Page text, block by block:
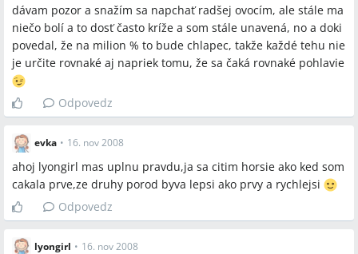
dávam pozor a snažím sa napchať radšej ovocím, ale stále ma
niečo bolí a to dosť často kríže a som stále unavená, no a doki
povedal, že na milion % to bude chlapec, takže každé tehu nie
je určite rovnaké aj napriek tomu, že sa čaká rovnaké pohlavie
Odpovedz
evka • 16. nov 2008
ahoj lyongirl mas uplnu pravdu,ja sa citim horsie ako ked som
cakala prve,ze druhy porod byva lepsi ako prvy a rychlejsi
Odpovedz
lyongirl • 16. nov 2008